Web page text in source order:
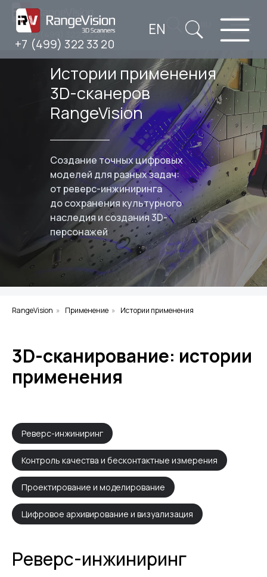
+7 (499) 322 33 20
+7 (499) 322 33 20
EN
Истории применения
3D-сканеров
RangeVision
Создание точных цифровых
моделей для разных задач:
от реверс-инжиниринга
до сохранения культурного
наследия и создания 3D-
персонажей
RangeVision » Применение » Истории применения
3D-сканирование: истории
применения
Реверс-инжиниринг
Контроль качества и бесконтактные измерения
Проектирование и моделирование
Цифровое архивирование и визуализация
Реверс-инжиниринг